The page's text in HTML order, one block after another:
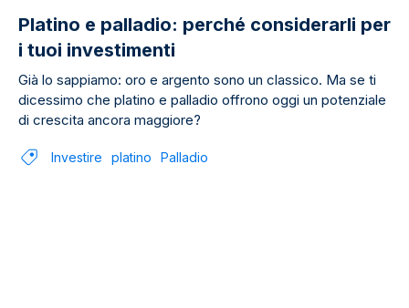
Platino e palladio: perché considerarli per
i tuoi investimenti
Già lo sappiamo: oro e argento sono un classico. Ma se ti
dicessimo che platino e palladio offrono oggi un potenziale
di crescita ancora maggiore?
Investire platino Palladio